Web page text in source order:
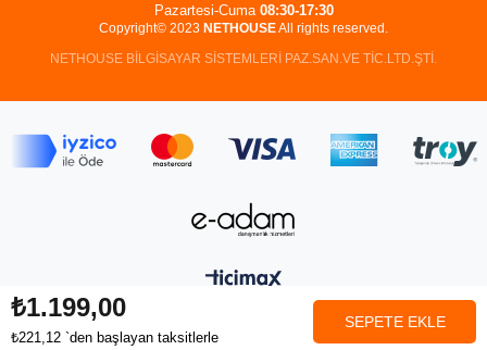
₺1.199,00
₺221,12 `den başlayan taksitlerle
Copyright© 2023 NETHOUSEAll rights reserved.
NETHOUSE BİLGİSAYAR SİSTEMLERİ PAZ.SAN.VE TİC.LTD.ŞTİ.
Pazartesi-Cuma 08:30-17:30
Anasayfa Favorilerim Sepetim